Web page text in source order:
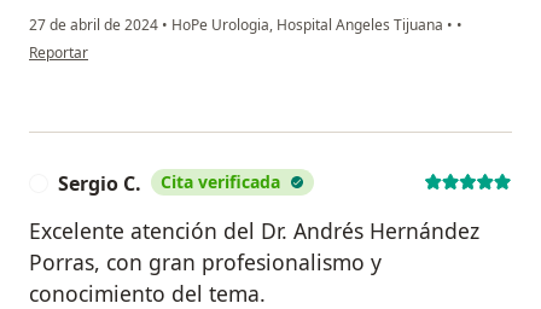
27 de abril de 2024 • HoPe Urologia, Hospital Angeles Tijuana • •
en opinión del usuario H Rosas
Reportar
Sergio C. Cita verificada
Excelente atención del Dr. Andrés Hernández
Porras, con gran profesionalismo y
conocimiento del tema.